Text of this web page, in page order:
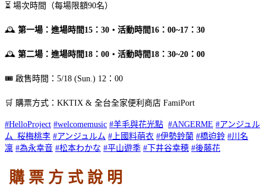
⏳ 場次時間（每場限額90名）
🕰 第一場：進場時間15：30‧活動時間16：00~17：30
🕰 第二場：進場時間18：00‧活動時間18：30~20：00
🎟 啟售時間：5/18 (Sun.) 12：00
🛒 購票方式：KKTIX & 全台全家便利商店 FamiPort
#HelloProject #welcomemusic #羊毛與花光點 #ANGERME #アンジュル
ム_桜梅桃李 #アンジュルム #上國料萌衣 #伊勢鈴蘭 #橋迫鈴 #川名
凜 #為永幸音 #松本わかな #平山遊季 #下井谷幸穂 #後藤花
購 票 方 式 說 明